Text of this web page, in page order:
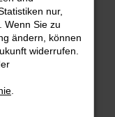
können:
deine
deine
nur,
Wenn Sie zu
ändern, können
widerrufen.